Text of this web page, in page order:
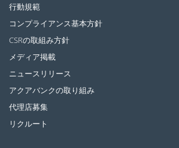
行動規範
コンプライアンス基本方針
CSRの取組み方針
メディア掲載
ニュースリリース
アクアバンクの取り組み
代理店募集
リクルート